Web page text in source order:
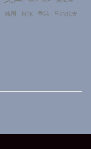
韩国 首尔 香港
马尔代夫